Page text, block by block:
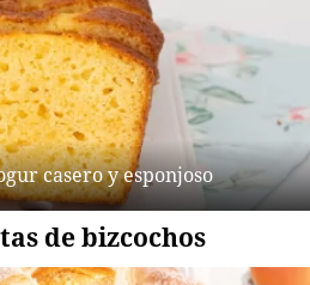
casero y esponjoso
de bizcochos